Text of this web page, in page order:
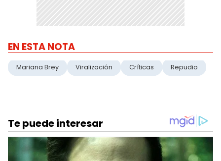
EN ESTA NOTA
Mariana Brey Viralización Críticas Repudio